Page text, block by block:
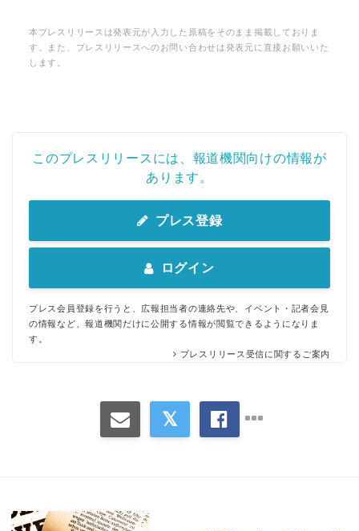
本プレスリリースは発表元が入力した原稿をそのまま掲載しておりま
す。また、プレスリリースへのお問い合わせは発表元に直接お願いいた
します。
このプレスリリースには、報道機関向けの情報が
あります。
プレス登録
ログイン
プレス会員登録を行うと、広報担当者の連絡先や、イベント・記者会見
の情報など、報道機関だけに公開する情報が閲覧できるようになりま
す。
プレスリリース受信に関するご案内